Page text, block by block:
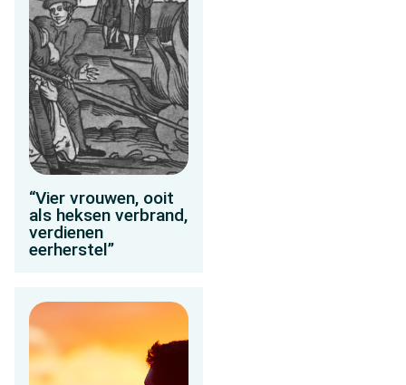
“Vier vrouwen, ooit
als heksen verbrand,
verdienen
eerherstel”